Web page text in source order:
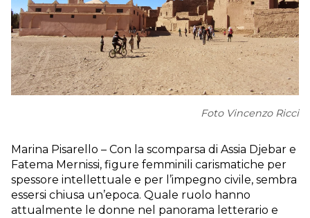
Foto Vincenzo Ricci
Marina Pisarello – Con la scomparsa di Assia Djebar e
Fatema Mernissi, figure femminili carismatiche per
spessore intellettuale e per l’impegno civile, sembra
essersi chiusa un’epoca. Quale ruolo hanno
attualmente le donne nel panorama letterario e